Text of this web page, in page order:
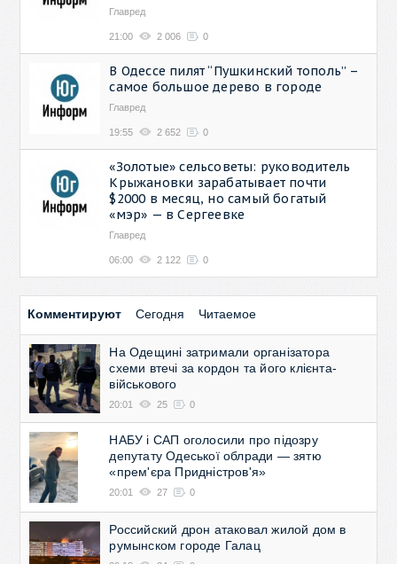
Главред
21:00 2 006 0
В Одессе пилят “Пушкинский тополь” –
самое большое дерево в городе
Главред
19:55 2 652 0
«Золотые» сельсоветы: руководитель
Крыжановки зарабатывает почти
$2000 в месяц, но самый богатый
«мэр» — в Сергеевке
Главред
06:00 2 122 0
Комментируют Сегодня Читаемое
На Одещині затримали організатора
схеми втечі за кордон та його клієнта-
військового
20:01 25 0
НАБУ і САП оголосили про підозру
депутату Одеської облради — зятю
«прем'єра Придністров'я»
20:01 27 0
Российский дрон атаковал жилой дом в
румынском городе Галац